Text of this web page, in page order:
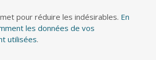
pour réduire les indésirables. En
les données de vos
utilisées.